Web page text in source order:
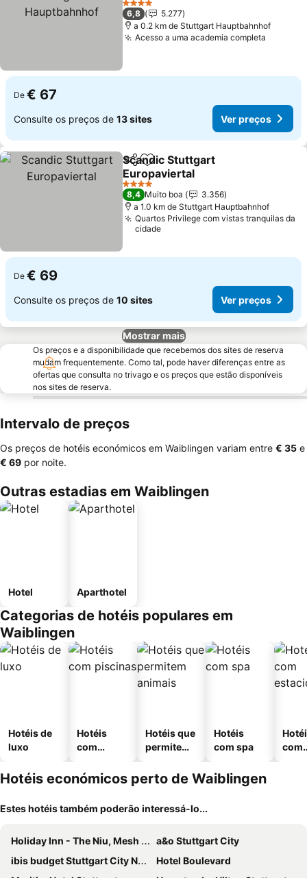
4 Estrelas
6,8
5.277
a 0.2 km de Stuttgart Hauptbahnhof
Acesso a uma academia completa
De € 67
Consulte os preços de 13 sites Ver preços
PartilharAdicionar aos favoritos
Scandic Stuttgart
Europaviertal
4 Estrelas
8,4 Muito boa
3.356
a 1.0 km de Stuttgart Hauptbahnhof
Quartos Privilege com vistas tranquilas da
cidade
De € 69
Consulte os preços de 10 sites Ver preços
Mostrar mais
Os preços e a disponibilidade que recebemos dos sites de reserva
mudam frequentemente. Como tal, pode haver diferenças entre as
ofertas que consulta no trivago e os preços que estão disponíveis
nos sites de reserva.
Intervalo de preços
Os preços de hotéis económicos em Waiblingen variam entre ‎€ 35 e
‎€ 69 por noite.
Outras estadias em Waiblingen
Hotel Aparthotel
Categorias de hotéis populares em
Waiblingen
Hotéis de
luxo
Hotéis
com
Hotéis que
permitem
Hotéis
com spa
com
Hotéis económicos perto de Waiblingen
Estes hotéis também poderão interessá-lo...
Holiday Inn - The Niu, Mesh Stuttgart Messe By Ihg
a&o Stuttgart City
ibis budget Stuttgart City Nord
Hotel Boulevard